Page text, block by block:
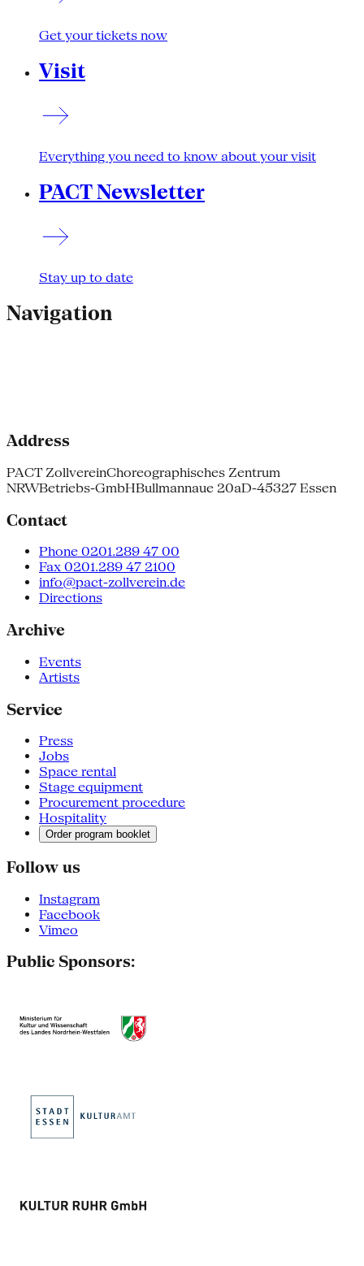
Get your tickets now
Visit
Everything you need to know about your visit
PACT Newsletter
Stay up to date
Navigation
Address
PACT ZollvereinChoreographisches Zentrum
NRWBetriebs-GmbHBullmannaue 20aD-45327 Essen
Contact
Phone 0201.289 47 00
Fax 0201.289 47 2100
info@pact-zollverein.de
Directions
Archive
Events
Artists
Service
Press
Jobs
Space rental
Stage equipment
Procurement procedure
Hospitality
Order program booklet
Follow us
Instagram
Facebook
Vimeo
Public Sponsors: